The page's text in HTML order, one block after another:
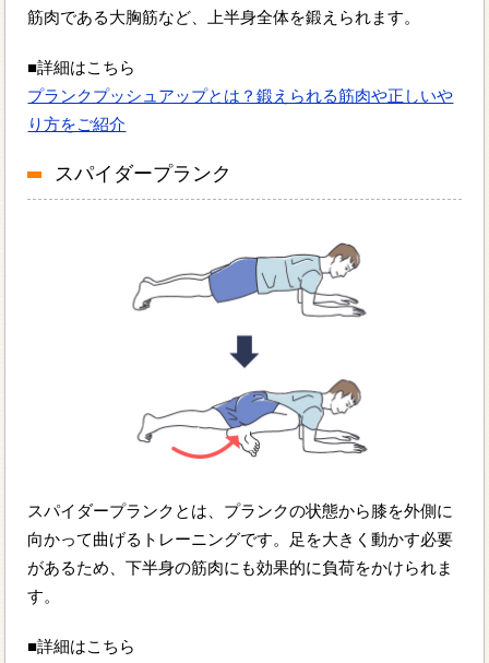
筋肉である大胸筋など、上半身全体を鍛えられます。
■詳細はこちら
プランクプッシュアップとは？鍛えられる筋肉や正しいや
り方をご紹介
スパイダープランク
スパイダープランクとは、プランクの状態から膝を外側に
向かって曲げるトレーニングです。足を大きく動かす必要
があるため、下半身の筋肉にも効果的に負荷をかけられま
す。
■詳細はこちら